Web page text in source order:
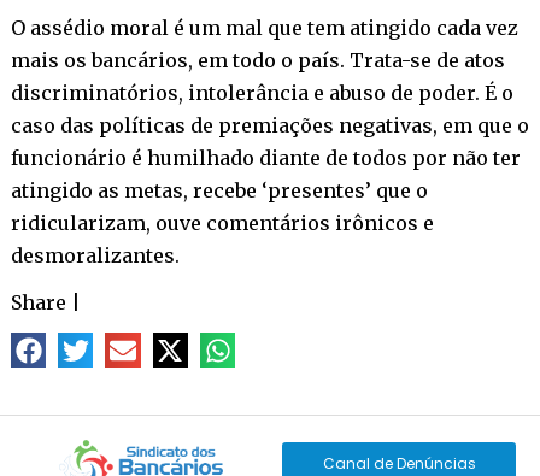
O assédio moral é um mal que tem atingido cada vez
mais os bancários, em todo o país. Trata-se de atos
discriminatórios, intolerância e abuso de poder. É o
caso das políticas de premiações negativas, em que o
funcionário é humilhado diante de todos por não ter
atingido as metas, recebe ‘presentes’ que o
ridicularizam, ouve comentários irônicos e
desmoralizantes.
Share
Canal de Denúncias